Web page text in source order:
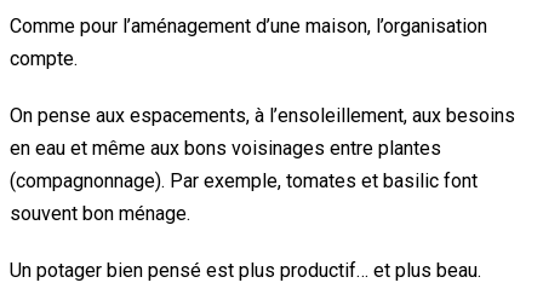
Comme pour l’aménagement d’une maison, l’organisation
compte.
On pense aux espacements, à l’ensoleillement, aux besoins
en eau et même aux bons voisinages entre plantes
(compagnonnage). Par exemple, tomates et basilic font
souvent bon ménage.
Un potager bien pensé est plus productif… et plus beau.